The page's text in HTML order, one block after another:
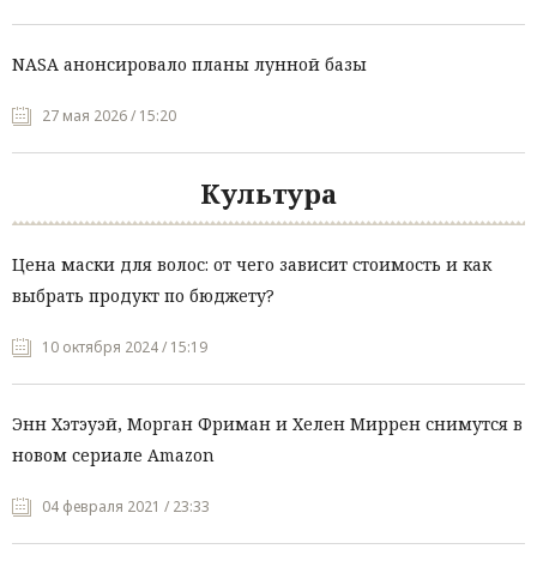
NASA анонсировало планы лунной базы
27 мая 2026 / 15:20
Культура
Цена маски для волос: от чего зависит стоимость и как
выбрать продукт по бюджету?
10 октября 2024 / 15:19
Энн Хэтэуэй, Морган Фриман и Хелен Миррен снимутся в
новом сериале Amazon
04 февраля 2021 / 23:33